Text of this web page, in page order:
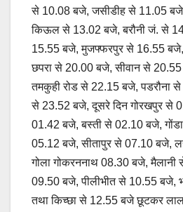
से 10.08 बजे, जसीडीह से 11.05
किऊल से 13.02 बजे, बरौनी जं. से
15.55 बजे, मुजफ्फरपुर से 16.55
छपरा से 20.00 बजे, सीवान से
तमकुही रोड से 22.15 बजे, पडरौना
से 23.52 बजे, दूसरे दिन गोरखपुर से
01.42 बजे, बस्ती से 02.10 बजे,
05.12 बजे, सीतापुर से 07.10 बजे,
गोला गोकरननाथ 08.30 बजे,
09.50 बजे, पीलीभीत से 10.55 बजे,
तथा किच्छा से 12.55 बजे छूटकर